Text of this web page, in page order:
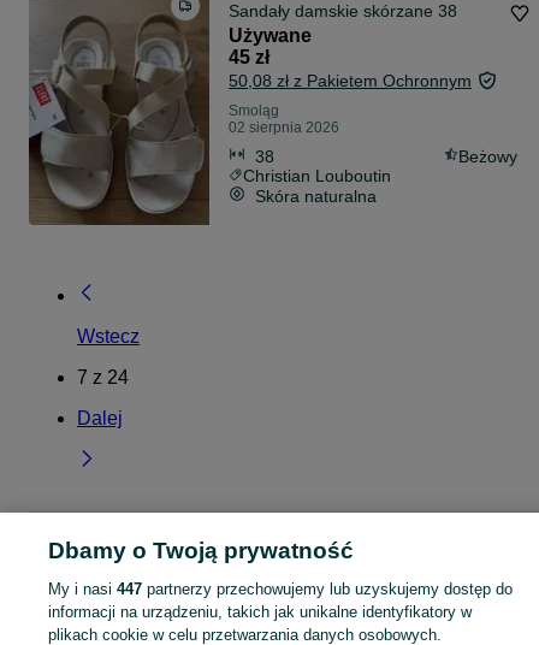
Sandały damskie skórzane 38
Używane
45 zł
50,08 zł z Pakietem Ochronnym
Smoląg
02 sierpnia 2026
38
Beżowy
Christian Louboutin
Skóra naturalna
Wstecz
7 z 24
Dalej
Strona główna Pomorskie Smoląg
KATEGORIA
Dbamy o Twoją prywatność
My i nasi 447partnerzy przechowujemy lub uzyskujemy dostęp do
informacji na urządzeniu, takich jak unikalne identyfikatory w
plikach cookie w celu przetwarzania danych osobowych.